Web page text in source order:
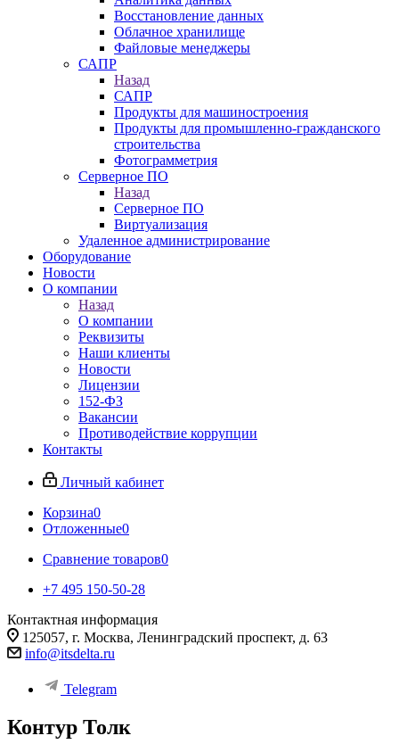
Восстановление данных
Облачное хранилище
Файловые менеджеры
САПР
Назад
САПР
Продукты для машиностроения
Продукты для промышленно-гражданского
строительства
Фотограмметрия
Серверное ПО
Назад
Серверное ПО
Виртуализация
Удаленное администрирование
Оборудование
Новости
О компании
Назад
О компании
Реквизиты
Наши клиенты
Новости
Лицензии
152-ФЗ
Вакансии
Противодействие коррупции
Контакты
Личный кабинет
Корзина0
Отложенные0
Сравнение товаров0
+7 495 150-50-28
Контактная информация
125057, г. Москва, Ленинградский проспект, д. 63
info@itsdelta.ru
Telegram
Контур Толк